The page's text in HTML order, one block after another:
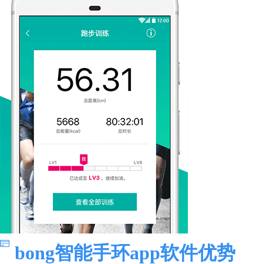
bong智能手环app软件优势